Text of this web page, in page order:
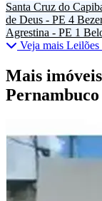
Santa Cruz do
de Deus - PE 4
Agrestina - PE 1
Veja mais Leilões
Mais
Pernambuco